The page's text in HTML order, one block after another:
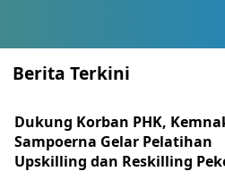
Berita Terkini
Dukung Korban PHK,
Sampoerna Gelar Pelatihan
Upskilling dan Reskilling